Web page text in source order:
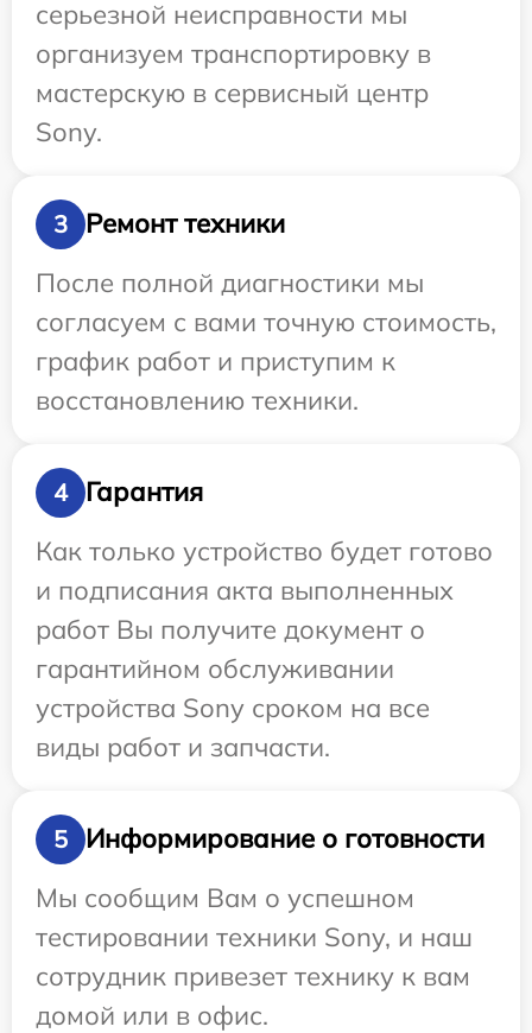
серьезной неисправности мы
организуем транспортировку в
мастерскую в сервисный центр
Sony.
3
Ремонт техники
После полной диагностики мы
согласуем с вами точную стоимость,
график работ и приступим к
восстановлению техники.
4
Гарантия
Как только устройство будет готово
и подписания акта выполненных
работ Вы получите документ о
гарантийном обслуживании
устройства Sony сроком на все
виды работ и запчасти.
5
Информирование о готовности
Мы сообщим Вам о успешном
тестировании техники Sony, и наш
сотрудник привезет технику к вам
домой или в офис.